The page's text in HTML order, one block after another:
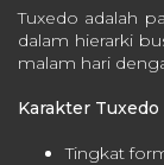
Tuxedo adalah
dalam hierarki
malam hari
Karakter Tuxedo
Tingkat